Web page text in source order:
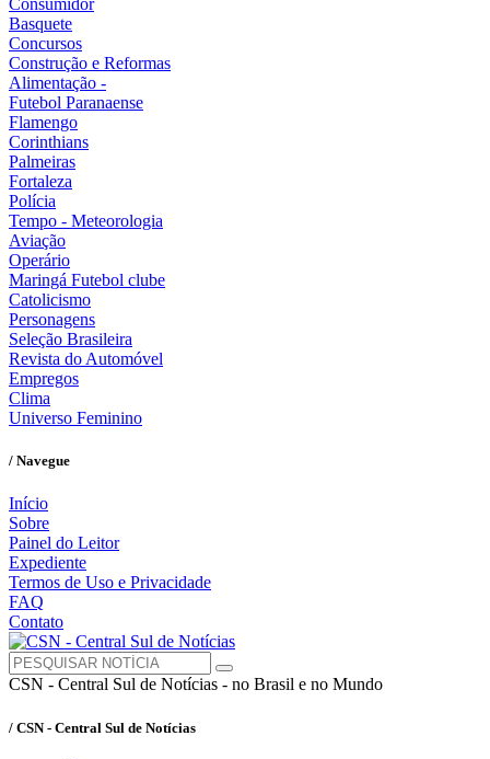
Consumidor
Basquete
Concursos
Construção e Reformas
Alimentação -
Futebol Paranaense
Flamengo
Corinthians
Palmeiras
Fortaleza
Polícia
Tempo - Meteorologia
Aviação
Operário
Maringá Futebol clube
Catolicismo
Personagens
Seleção Brasileira
Revista do Automóvel
Empregos
Clima
Universo Feminino
/ Navegue
Início
Sobre
Painel do Leitor
Expediente
Termos de Uso e Privacidade
FAQ
Contato
CSN - Central Sul de Notícias - no Brasil e no Mundo
/ CSN - Central Sul de Notícias